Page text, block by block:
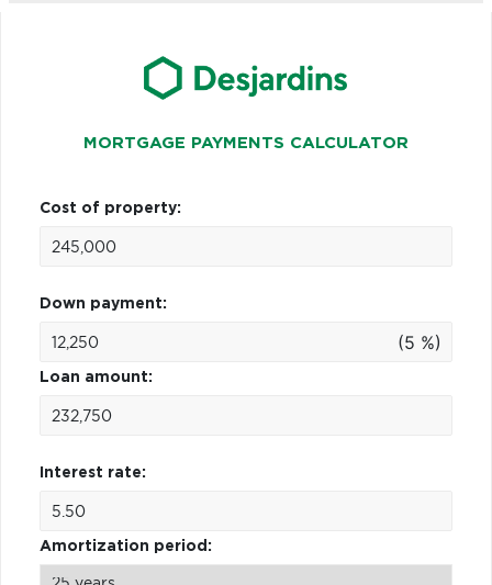
MORTGAGE PAYMENTS CALCULATOR
Cost of property:
Down payment:
(5 %)
Loan amount:
Interest rate:
Amortization period: